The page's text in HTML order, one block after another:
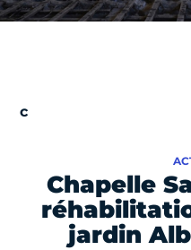
Chapelle
jardin